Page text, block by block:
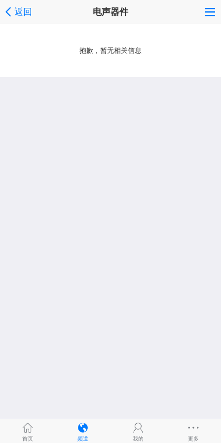
返回 电声器件
抱歉，暂无相关信息
首页 频道 我的 更多